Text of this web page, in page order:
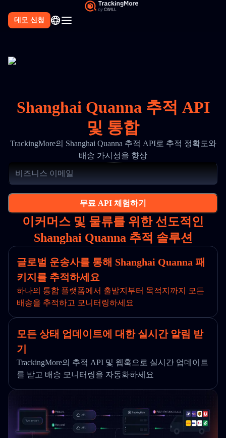
데모 신청
Shanghai Quanna 추적 API
및 통합
TrackingMore의 Shanghai Quanna 추적 API로 추적 정확도와
배송 가시성을 향상
무료 API 체험하기
이커머스 및 물류를 위한 선도적인
Shanghai Quanna 추적 솔루션
글로벌 운송사를 통해 Shanghai Quanna 패
키지를 추적하세요
하나의 통합 플랫폼에서 출발지부터 목적지까지 모든
배송을 추적하고 모니터링하세요
모든 상태 업데이트에 대한 실시간 알림 받
기
TrackingMore의 추적 API 및 웹훅으로 실시간 업데이트
를 받고 배송 모니터링을 자동화하세요